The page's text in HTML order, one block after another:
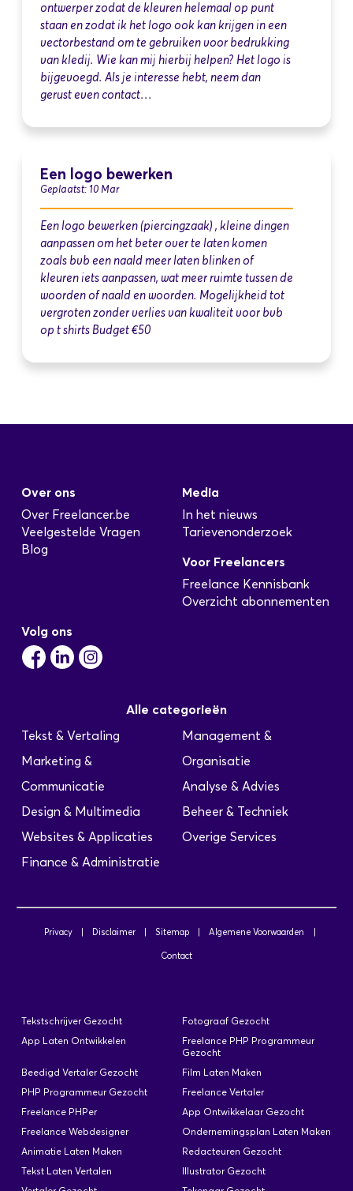
ontwerper zodat de kleuren helemaal op punt
staan en zodat ik het logo ook kan krijgen in een
vectorbestand om te gebruiken voor bedrukking
van kledij. Wie kan mij hierbij helpen? Het logo is
bijgevoegd. Als je interesse hebt, neem dan
gerust even contact…
Een logo bewerken
Geplaatst: 10 Mar
Een logo bewerken (piercingzaak) , kleine dingen
aanpassen om het beter over te laten komen
zoals bvb een naald meer laten blinken of
kleuren iets aanpassen, wat meer ruimte tussen de
woorden of naald en woorden. Mogelijkheid tot
vergroten zonder verlies van kwaliteit voor bvb
op t shirts Budget €50
Over ons
Over Freelancer.be
Veelgestelde Vragen
Blog
Media
In het nieuws
Tarievenonderzoek
Voor Freelancers
Freelance Kennisbank
Overzicht abonnementen
Volg ons
Alle categorieën
Tekst & Vertaling
Marketing &
Communicatie
Design & Multimedia
Websites & Applicaties
Finance & Administratie
Management &
Organisatie
Analyse & Advies
Beheer & Techniek
Overige Services
Privacy Disclaimer Sitemap Algemene Voorwaarden
Contact
Tekstschrijver Gezocht
Fotograaf Gezocht
App Laten Ontwikkelen
Freelance PHP Programmeur
Gezocht
Beedigd Vertaler Gezocht
Film Laten Maken
PHP Programmeur Gezocht
Freelance Vertaler
Freelance PHPer
App Ontwikkelaar Gezocht
Freelance Webdesigner
Ondernemingsplan Laten Maken
Animatie Laten Maken
Redacteuren Gezocht
Tekst Laten Vertalen
Illustrator Gezocht